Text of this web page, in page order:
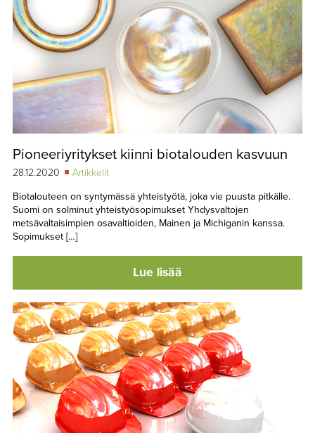
Pioneeriyritykset kiinni biotalouden kasvuun
28.12.2020
Artikkelit
Biotalouteen on syntymässä yhteistyötä, joka vie puusta pitkälle.
Suomi on solminut yhteistyösopimukset Yhdysvaltojen
metsävaltaisimpien osavaltioiden, Mainen ja Michiganin kanssa.
Sopimukset […]
Lue lisää